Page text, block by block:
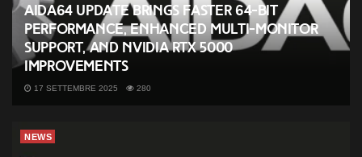
AIDA64 Update Brings Faster 64-Bit
Performance, Enhanced Multi-Monitor
Support, and NVIDIA RTX 5000
Improvements
17 SETTEMBRE 2025 280
NEWS